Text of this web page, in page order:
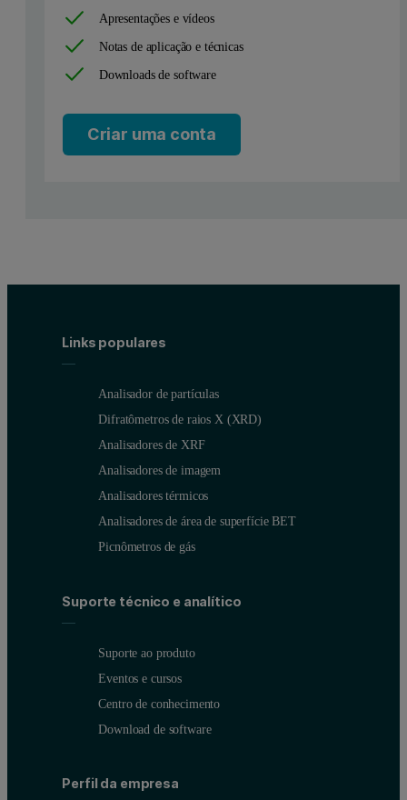
Authors:
Chris Mirley, PhD, Metabolix
Sean Daughtry, MS, Metabolix
Apresentações e vídeos
Notas de aplicação e técnicas
Downloads de software
Criar uma conta
Links populares
Analisador de partículas
Difratômetros de raios X (XRD)
Analisadores de XRF
Analisadores de imagem
Analisadores térmicos
Analisadores de área de superfície BET
Picnômetros de gás
Suporte técnico e analítico
Suporte ao produto
Eventos e cursos
Centro de conhecimento
Download de software
Perfil da empresa